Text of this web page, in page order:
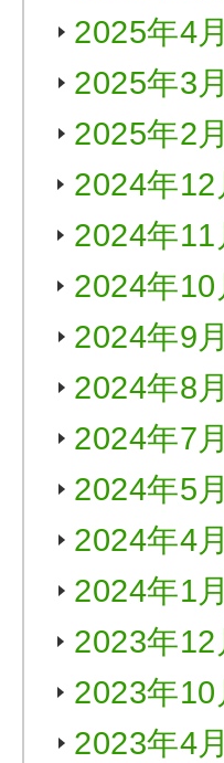
2025年4月
2025年3月
2025年2月
2024年12
2024年11
2024年10
2024年9月
2024年8月
2024年7月
2024年5月
2024年4月
2024年1月
2023年12
2023年10
2023年4月